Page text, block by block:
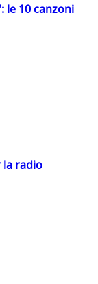
le 10 canzoni
la radio